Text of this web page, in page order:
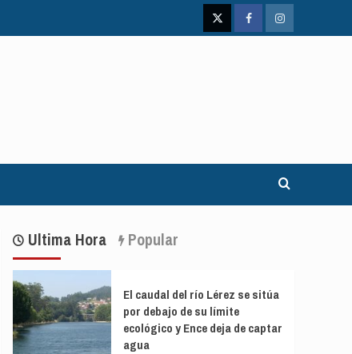
TwitterFacebookInstagram
Ultima Hora Popular
El caudal del río Lérez se sitúa
por debajo de su límite
ecológico y Ence deja de captar
agua